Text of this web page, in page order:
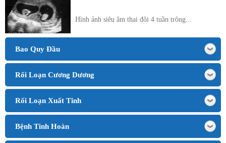
Hình ảnh siêu âm thai đôi 4 tuần trông...
Bao Quy Đầu
Rối Loạn Cương Dương
Rối Loạn Xuất Tinh
Bệnh Tinh Hoàn